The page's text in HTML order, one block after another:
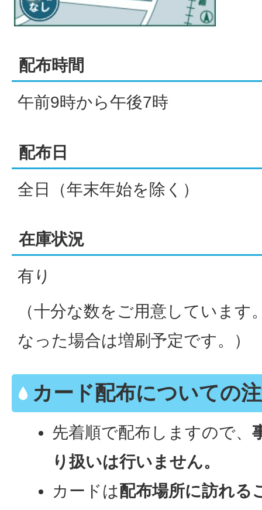
配布時間
午前9時から午後7時
配布日
全日（年末年始を除く）
在庫状況
有り
（十分な数をご用意していま
なった場合は増刷予定です。）
カード配布についての
先着順で配布しますので、
り扱いは行いません。
カードは配布場所に訪れる